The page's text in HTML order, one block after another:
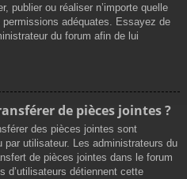
publier ou réaliser n’importe quelle
adéquates. Essayez de
du forum afin de lui
de pièces jointes ?
des pièces jointes sont
par utilisateur. Les administrateurs du
de pièces jointes dans le forum
d’utilisateurs détiennent cette